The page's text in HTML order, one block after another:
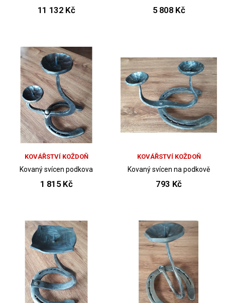
11 132 Kč 5 808 Kč
KOVÁŘSTVÍ KOŽDOŇ
Kovaný svícen podkova
1 815 Kč
KOVÁŘSTVÍ KOŽDOŇ
Kovaný svícen na podkově
793 Kč